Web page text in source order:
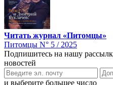
Читать журнал «Питомцы»
Питомцы N° 5 / 2025
Подпишитесь на нашу
новостей
и выберите большее число